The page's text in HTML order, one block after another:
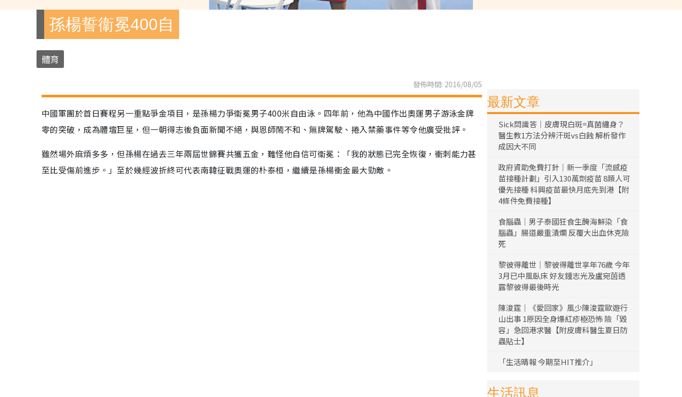
孫楊誓衞冕400自
體育
發佈時間: 2016/08/05
中國軍團於首日賽程另一重點爭金項目，是孫楊力爭衞冕男子400米自由泳。四年前，他為中國作出奧運男子游泳金牌
零的突破，成為體壇巨星，但一朝得志後負面新聞不絕，與恩師鬧不和、無牌駕駛、捲入禁藥事件等令他廣受批評。
雖然場外麻煩多多，但孫楊在過去三年兩屆世錦賽共獲五金，難怪他自信可衞冕：「我的狀態已完全恢復，衝刺能力甚
至比受傷前進步。」至於幾經波折終可代表南韓征戰奧運的朴泰桓，繼續是孫楊衝金最大勁敵。
最新文章
Sick問識答｜皮膚現白斑=真菌纏身？
醫生教1方法分辨汗斑vs白蝕 解析發作
成因大不同
政府資助免費打針｜新一季度「流感疫
苗接種計劃」引入130萬劑疫苗 8類人可
優先接種 科興疫苗最快月底先到港【附
4條件免費接種】
食腦蟲｜男子泰國狂食生醃海鮮染「食
腦蟲」腸道嚴重潰爛 反覆大出血休克險
死
黎彼得離世｜黎彼得離世享年76歲 今年
3月已中風臥床 好友鍾志光及盧宛茵透
露黎彼得最後時光
陳浚霆｜《愛回家》風少陳浚霆歐遊行
山出事 1原因全身爆紅疹極恐怖 險「毀
容」急回港求醫【附皮膚科醫生夏日防
蟲貼士】
「生活晴報 今期至HIT推介」
生活訊息